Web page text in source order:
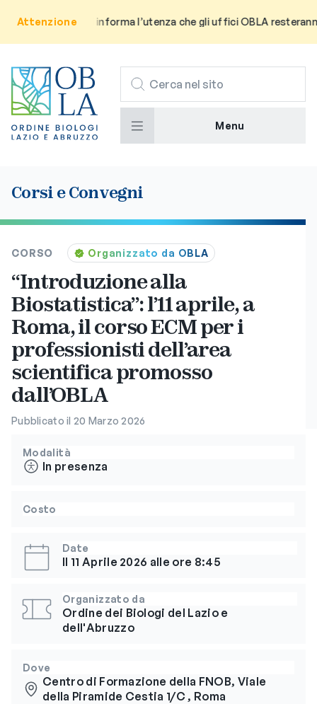
Attenzione
Avviso: Si informa l’utenza che gli uffici OBLA resteranno
CERCA
Menu
Corsi e Convegni
CORSO Organizzato da OBLA
“Introduzione alla
Biostatistica”: l’11 aprile, a
Roma, il corso ECM per i
professionisti dell’area
scientifica promosso
dall’OBLA
Pubblicato il 20 Marzo 2026
Modalità
In presenza
Costo
Date
Il 11 Aprile 2026 alle ore 8:45
Organizzato da
Ordine dei Biologi del Lazio e
dell'Abruzzo
Dove
Centro di Formazione della FNOB, Viale
della Piramide Cestia 1/C , Roma